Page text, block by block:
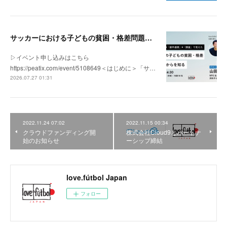
サッカーにおける子どもの貧困・格差問題の現状 | 「社会とサッカー」vol.1
▷イベント申し込みはこちら
https://peatix.com/event/5108649＜はじめに＞「サ…
2026.07.27 01:31
2022.11.24 07:02
クラウドファンディング開
始のお知らせ
2022.11.15 00:34
株式会社Cloud9とパートナ
ーシップ締結
love.fútbol Japan
フォロー